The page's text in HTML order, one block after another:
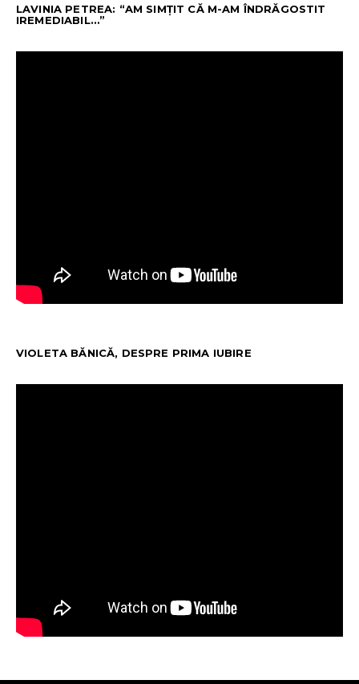
LAVINIA PETREA: “AM SIMȚIT CĂ M-AM ÎNDRĂGOSTIT
IREMEDIABIL…”
VIOLETA BĂNICĂ, DESPRE PRIMA IUBIRE